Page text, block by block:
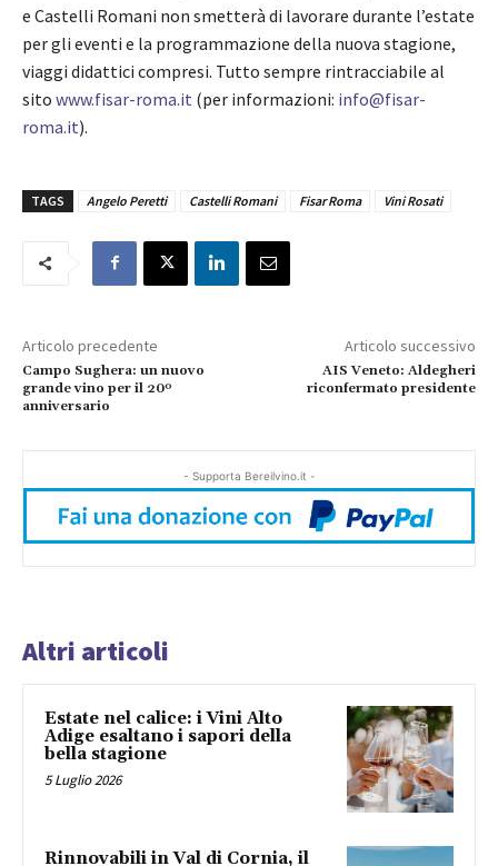
e Castelli Romani non smetterà di lavorare durante l’estate
per gli eventi e la programmazione della nuova stagione,
viaggi didattici compresi. Tutto sempre rintracciabile al
sito www.fisar-roma.it (per informazioni: info@fisar-
roma.it).
TAGS Angelo Peretti Castelli Romani Fisar Roma Vini Rosati
Articolo precedente
Campo Sughera: un nuovo
grande vino per il 20º
anniversario
Articolo successivo
AIS Veneto: Aldegheri
riconfermato presidente
- Supporta Bereilvino.it -
Altri articoli
Estate nel calice: i Vini Alto
Adige esaltano i sapori della
bella stagione
5 Luglio 2026
Rinnovabili in Val di Cornia, il